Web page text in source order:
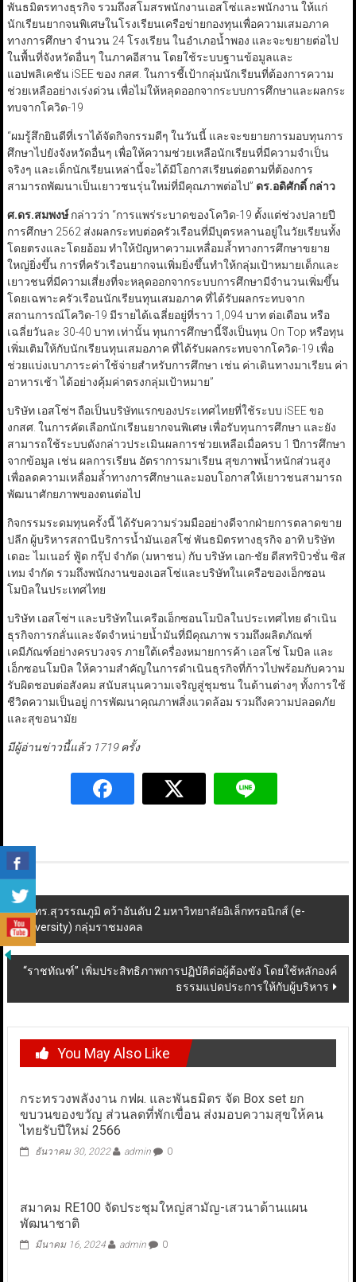
พันธมิตรทางธุรกิจ รวมถึงสโมสรพนักงานเอสโซ่และพนักงาน ให้แก่
นักเรียนยากจนพิเศษในโรงเรียนเครือข่ายกองทุนเพื่อความเสมอภาค
ทางการศึกษา จำนวน 24 โรงเรียน ในอำเภอน้ำพอง และจะขยายต่อไป
ในพื้นที่จังหวัดอื่นๆ ในภาคอีสาน โดยใช้ระบบฐานข้อมูลและ
แอปพลิเคชัน iSEE ของ กสศ. ในการชี้เป้ากลุ่มนักเรียนที่ต้องการความ
ช่วยเหลืออย่างเร่งด่วน เพื่อไม่ให้หลุดออกจากระบบการศึกษาและผลกระ
ทบจากโควิด-19
“ผมรู้สึกยินดีที่เราได้จัดกิจกรรมดีๆ ในวันนี้ และจะขยายการมอบทุนการ
ศึกษาไปยังจังหวัดอื่นๆ เพื่อให้ความช่วยเหลือนักเรียนที่มีความจำเป็น
จริงๆ และเด็กนักเรียนเหล่านี้จะได้มีโอกาสเรียนต่อตามที่ต้องการ
สามารถพัฒนาเป็นเยาวชนรุ่นใหม่ที่มีคุณภาพต่อไป” ดร.อดิศักดิ์ กล่าว
ศ.ดร.สมพงษ์กล่าวว่า “การแพร่ระบาดของโควิด-19 ตั้งแต่ช่วงปลายปี
การศึกษา 2562 ส่งผลกระทบต่อครัวเรือนที่มีบุตรหลานอยู่ในวัยเรียนทั้ง
โดยตรงและโดยอ้อม ทำให้ปัญหาความเหลื่อมล้ำทางการศึกษาขยาย
ใหญ่ยิ่งขึ้น การที่ครัวเรือนยากจนเพิ่มยิ่งขึ้นทำให้กลุ่มเป้าหมายเด็กและ
เยาวชนที่มีความเสี่ยงที่จะหลุดออกจากระบบการศึกษามีจำนวนเพิ่มขึ้น
โดยเฉพาะครัวเรือนนักเรียนทุนเสมอภาค ที่ได้รับผลกระทบจาก
สถานการณ์โควิด-19 มีรายได้เฉลี่ยอยู่ที่ราว 1,094 บาท ต่อเดือน หรือ
เฉลี่ยวันละ 30-40 บาท เท่านั้น ทุนการศึกษานี้จึงเป็นทุน On Top หรือทุน
เพิ่มเติมให้กับนักเรียนทุนเสมอภาค ที่ได้รับผลกระทบจากโควิด-19 เพื่อ
ช่วยแบ่งเบาภาระค่าใช้จ่ายสำหรับการศึกษา เช่น ค่าเดินทางมาเรียน ค่า
อาหารเช้า ได้อย่างคุ้มค่าตรงกลุ่มเป้าหมาย”
บริษัท เอสโซ่ฯ ถือเป็นบริษัทแรกของประเทศไทยที่ใช้ระบบ iSEE ขอ
งกสศ. ในการคัดเลือกนักเรียนยากจนพิเศษ เพื่อรับทุนการศึกษา และยัง
สามารถใช้ระบบดังกล่าวประเมินผลการช่วยเหลือเมื่อครบ 1 ปีการศึกษา
จากข้อมูล เช่น ผลการเรียน อัตราการมาเรียน สุขภาพน้ำหนักส่วนสูง
เพื่อลดความเหลื่อมล้ำทางการศึกษาและมอบโอกาสให้เยาวชนสามารถ
พัฒนาศักยภาพของตนต่อไป
กิจกรรมระดมทุนครั้งนี้ ได้รับความร่วมมืออย่างดีจากฝ่ายการตลาดขาย
ปลีก ผู้บริหารสถานีบริการน้ำมันเอสโซ่ พันธมิตรทางธุรกิจ อาทิ บริษัท
เดอะ ไมเนอร์ ฟู้ด กรุ๊ป จำกัด (มหาชน) กับ บริษัท เอก-ชัย ดีสทริบิวชั่น ซิส
เทม จำกัด รวมถึงพนักงานของเอสโซ่และบริษัทในเครือของเอ็กซอน
โมบิลในประเทศไทย
บริษัท เอสโซ่ฯ และบริษัทในเครือเอ็กซอนโมบิลในประเทศไทย ดำเนิน
ธุรกิจการกลั่นและจัดจำหน่ายน้ำมันที่มีคุณภาพ รวมถึงผลิตภัณฑ์
เคมีภัณฑ์อย่างครบวงจร ภายใต้เครื่องหมายการค้า เอสโซ่ โมบิล และ
เอ็กซอนโมบิล ให้ความสำคัญในการดำเนินธุรกิจที่ก้าวไปพร้อมกับความ
รับผิดชอบต่อสังคม สนับสนุนความเจริญสู่ชุมชน ในด้านต่างๆ ทั้งการใช้
ชีวิตความเป็นอยู่ การพัฒนาคุณภาพสิ่งแวดล้อม รวมถึงความปลอดภัย
และสุขอนามัย
มีผู้อ่านข่าวนี้แล้ว 1719 ครั้ง
Post
navigation
มทร.สุวรรณภูมิ คว้าอันดับ 2 มหาวิทยาลัยอิเล็กทรอนิกส์ (e-
University) กลุ่มราชมงคล
“ราชทัณฑ์” เพิ่มประสิทธิภาพการปฏิบัติต่อผู้ต้องขัง โดยใช้หลักองค์
ธรรมแปดประการให้กับผู้บริหาร
You May Also Like
กระทรวงพลังงาน กฟผ. และพันธมิตร จัด Box set ยก
ขบวนของขวัญ ส่วนลดที่พักเขื่อน ส่งมอบความสุขให้คน
ไทยรับปีใหม่ 2566
ธันวาคม 30, 2022 admin 0
สมาคม RE100 จัดประชุมใหญ่สามัญ-เสวนาด้านแผน
พัฒนาชาติ
มีนาคม 16, 2024 admin 0